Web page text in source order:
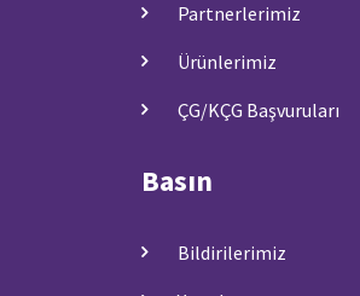
Partnerlerimiz
Ürünlerimiz
ÇG/KÇG Başvuruları
Basın
Bildirilerimiz